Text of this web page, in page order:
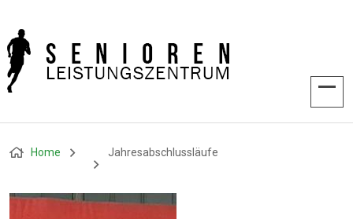
Home Jahresabschlussläufe